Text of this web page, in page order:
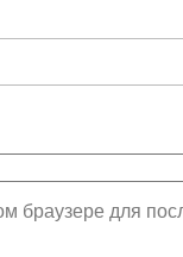
браузере для